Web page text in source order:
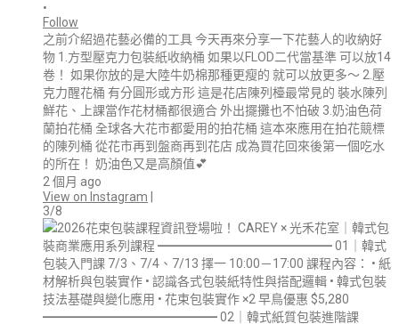
•
Follow
之前介紹過花藝必備的工具 今天再來分享一下花藝人的收納好
物 1.方型壓克力包裝紙收納桶 如果以FLOD二代當基準 可以放14
卷！ 如果你放的是大陸牛奶棉那種更瘦的 就可以放更多～ 2.壓
克力醒花桶 有分圓形或方形 這是花店陳列檯最常見的 裝水陳列
鮮花、上課當作花材桶都很適合 外出擺攤也不怕破 3.奶油色荷
蘭拍花桶 全球各大花市都愛用的拍花桶 這本來應用在拍花競標
的陳列桶 從花市再到盤商再到花店 成為買花回來後第一個吃水
的所在！ 奶油色又是高顏值💕
2 個月 ago
View on Instagram
3/8